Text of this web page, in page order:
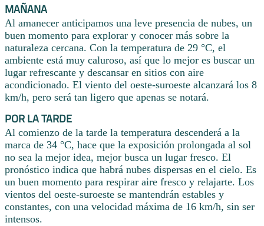
MAÑANA
Al amanecer anticipamos una leve presencia de nubes, un
buen momento para explorar y conocer más sobre la
naturaleza cercana. Con la temperatura de 29 °C, el
ambiente está muy caluroso, así que lo mejor es buscar un
lugar refrescante y descansar en sitios con aire
acondicionado. El viento del oeste-suroeste alcanzará los 8
km/h, pero será tan ligero que apenas se notará.
POR LA TARDE
Al comienzo de la tarde la temperatura descenderá a la
marca de 34 °C, hace que la exposición prolongada al sol
no sea la mejor idea, mejor busca un lugar fresco. El
pronóstico indica que habrá nubes dispersas en el cielo. Es
un buen momento para respirar aire fresco y relajarte. Los
vientos del oeste-suroeste se mantendrán estables y
constantes, con una velocidad máxima de 16 km/h, sin ser
intensos.